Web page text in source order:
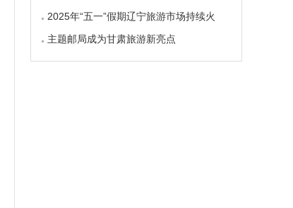
2025年“五一”假期辽宁旅游市场持续火
主题邮局成为甘肃旅游新亮点